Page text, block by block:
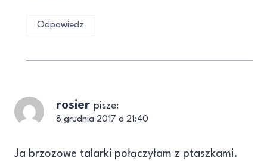
Odpowiedz
rosier pisze:
8 grudnia 2017 o 21:40
Ja brzozowe talarki połączyłam z ptaszkami.